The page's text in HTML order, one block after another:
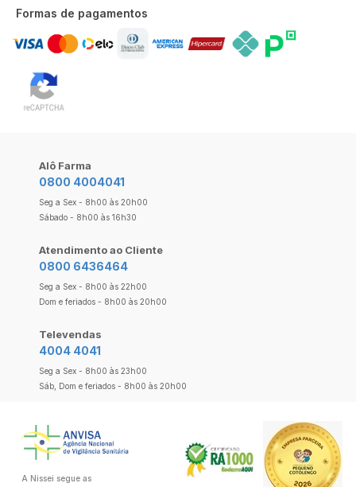
Formas de pagamentos
Alô Farma
0800 4004041
Seg a Sex - 8h00 às 20h00
Sábado - 8h00 às 16h30
Atendimento ao Cliente
0800 6436464
Seg a Sex - 8h00 às 22h00
Dom e feriados - 8h00 às 20h00
Televendas
4004 4041
Seg a Sex - 8h00 às 23h00
Sáb, Dom e feriados - 8h00 às 20h00
A Nissei segue as